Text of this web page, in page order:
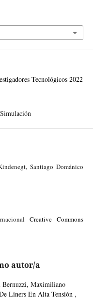
Tecnológicos 2022
Santiago Dománico
Creative Commons
autor/a
Bernuzzi, Maximiliano
Liners En Alta Tensión ,